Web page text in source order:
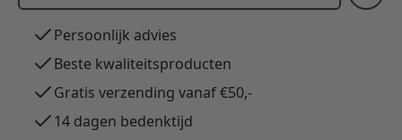
Persoonlijk advies
Beste kwaliteitsproducten
Gratis verzending vanaf €50,-
14 dagen bedenktijd